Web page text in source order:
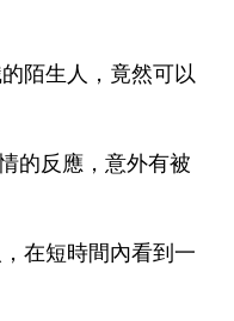
陌生人，竟然可以
的反應，意外有被
在短時間內看到一